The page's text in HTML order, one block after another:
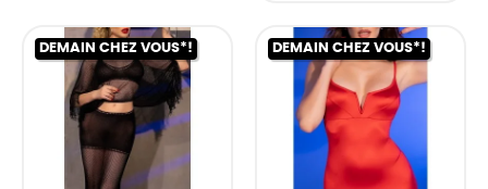
DEMAIN CHEZ VOUS*! DEMAIN CHEZ VOUS*!